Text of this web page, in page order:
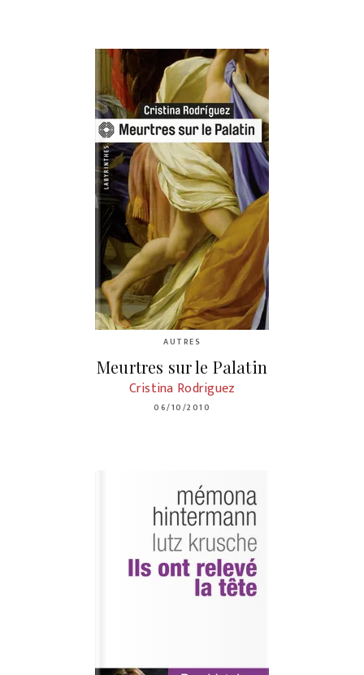
AUTRES
Meurtres sur le Palatin
Cristina Rodriguez
06/10/2010